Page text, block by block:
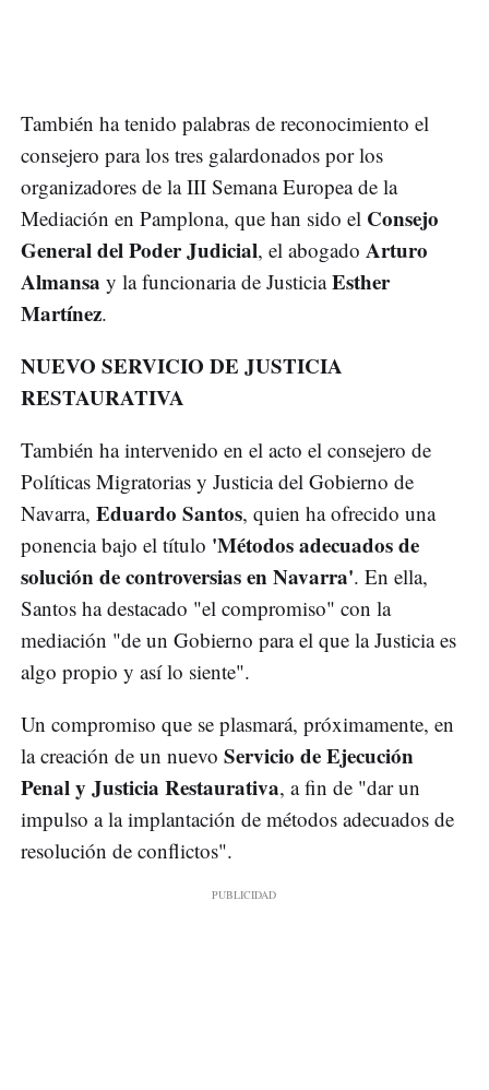
También ha tenido palabras de reconocimiento el
consejero para los tres galardonados por los
organizadores de la III Semana Europea de la
Mediación en Pamplona, que han sido el Consejo
General del Poder Judicial, el abogado Arturo
Almansa y la funcionaria de JusticiaEsther
Martínez.
NUEVO SERVICIO DE JUSTICIA
RESTAURATIVA
También ha intervenido en el acto el consejero de
Políticas Migratorias y Justicia del Gobierno de
Navarra, Eduardo Santos, quien ha ofrecido una
ponencia bajo el título 'Métodos adecuados de
solución de controversias en Navarra'. En ella,
Santos ha destacado "el compromiso" con la
mediación "de un Gobierno para el que la Justicia es
algo propio y así lo siente".
Un compromiso que se plasmará, próximamente, en
la creación de un nuevo Servicio de Ejecución
Penal y Justicia Restaurativa, a fin de "dar un
impulso a la implantación de métodos adecuados de
resolución de conflictos".